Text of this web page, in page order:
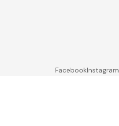
FacebookInstagram